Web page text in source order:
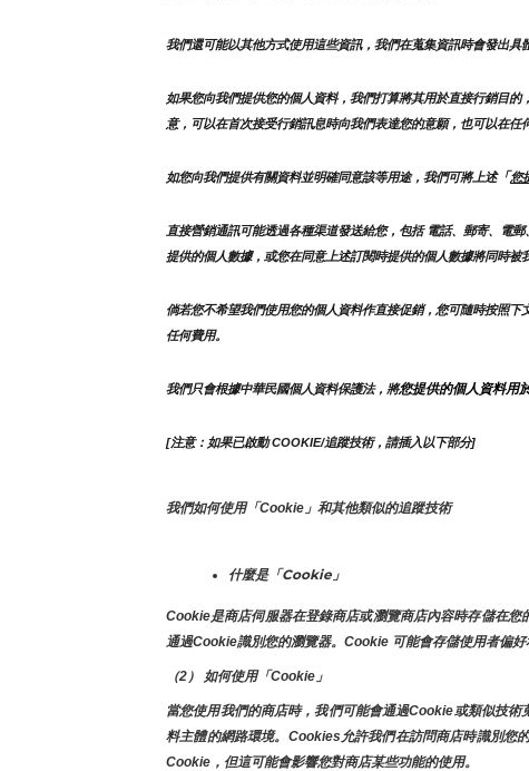
我們還可能以其他方式使用這些資訊，我們在蒐集資訊時會發出具
如果您向我們提供您的個人資料，我們打算將其用於直接行銷目
意，可以在首次接受行銷訊息時向我們表達您的意願，也可以在任
如您向我們提供有關資料並明確同意該等用途，我們可將上述「您
直接營銷通訊可能透過各種渠道發送給您，包括 電話、郵寄、電
提供的個人數據，或您在同意上述訂閱時提供的個人數據將同時被
倘若您不希望我們使用您的個人資料作直接促銷，您可隨時按照下
任何費用。
我們只會根據中華民國個人資料保護法，將您提供的個人資料用
[注意：如果已啟動 COOKIE/追蹤技術，請插入以下部分]
我們如何使用「Cookie」和其他類似的追蹤技術
什麼是「Cookie」
Cookie是商店伺服器在登錄商店或瀏覽商店內容時存儲在
通過Cookie識別您的瀏覽器。Cookie 可能會存儲使用者偏好
（2） 如何使用「Cookie」
當您使用我們的商店時，我們可能會通過Cookie或類似技
料主體的網路環境。Cookies允許我們在訪問商店時識別您
Cookie，但這可能會影響您對商店某些功能的使用。